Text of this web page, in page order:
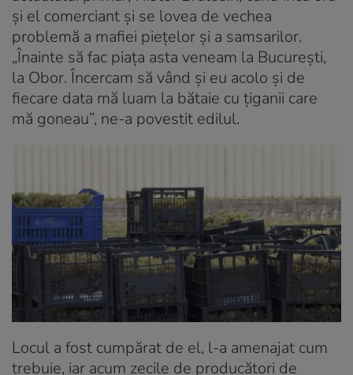
și el comerciant și se lovea de vechea
problemă a mafiei piețelor și a samsarilor.
„Înainte să fac piața asta veneam la București,
la Obor. Încercam să vând și eu acolo și de
fiecare data mă luam la bătaie cu țiganii care
mă goneau”, ne-a povestit edilul.
Locul a fost cumpărat de el, l-a amenajat cum
trebuie, iar acum zecile de producători de